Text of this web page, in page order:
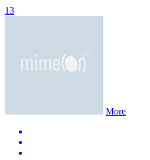
13
More